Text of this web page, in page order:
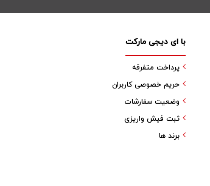
با ای دیجی مارکت
پرداخت متفرقه
حریم خصوصی کاربران
وضعیت سفارشات
ثبت فیش واریزی
برند ها